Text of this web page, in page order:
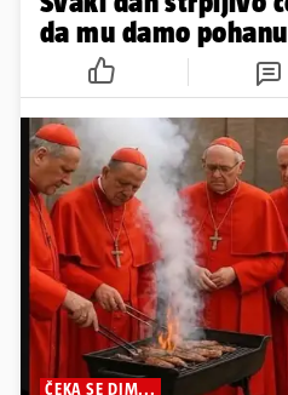
da mu damo
ČEKA SE DIM...